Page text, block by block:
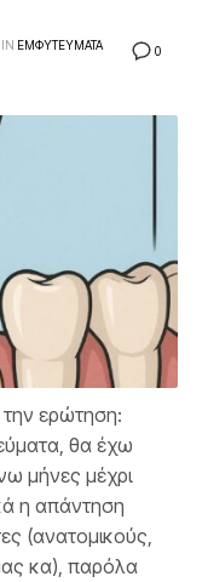
0
ΕΜΦΥΤΕΥΜΑΤΑ
ερώτηση:
θα έχω
μήνες μέχρι
η απάντηση
(ανατομικούς,
κα), παρόλα